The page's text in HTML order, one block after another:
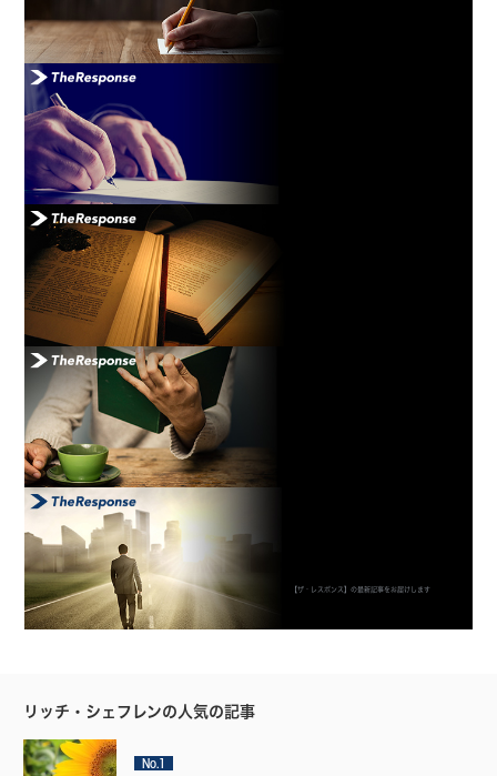
【ザ・レスポンス】の最新記事をお届けします
リッチ・シェフレンの人気の記事
No.1